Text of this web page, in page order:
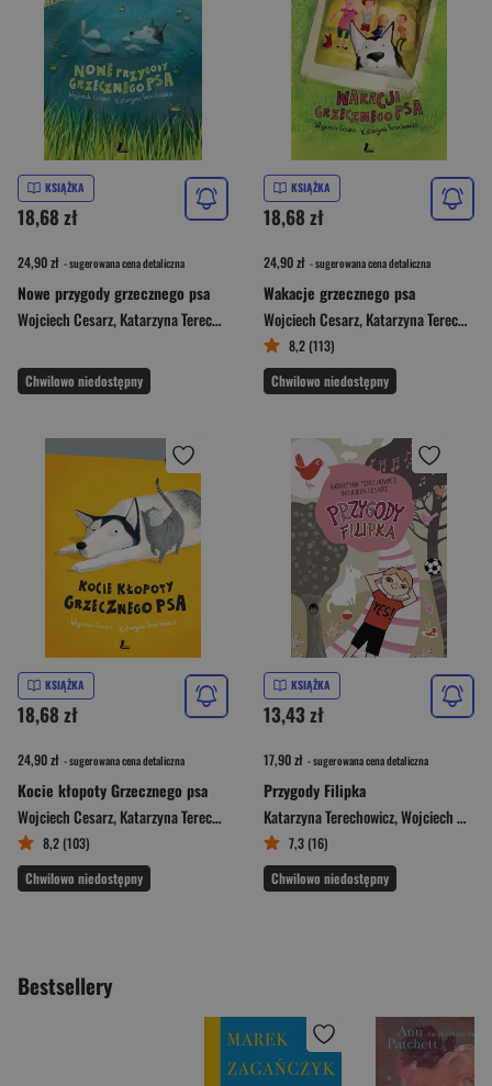
KSIĄŻKA
18,68 zł
24,90 zł - sugerowana cena detaliczna
Nowe przygody grzecznego psa
Wojciech Cesarz,Katarzyna Terechowicz
Chwilowo niedostępny
KSIĄŻKA
18,68 zł
24,90 zł - sugerowana cena detaliczna
Wakacje grzecznego psa
Wojciech Cesarz,Katarzyna Terechowicz
8,2 (113)
Chwilowo niedostępny
KSIĄŻKA
18,68 zł
24,90 zł - sugerowana cena detaliczna
Kocie kłopoty Grzecznego psa
Wojciech Cesarz,Katarzyna Terechowicz
8,2 (103)
Chwilowo niedostępny
KSIĄŻKA
13,43 zł
17,90 zł - sugerowana cena detaliczna
Przygody Filipka
Katarzyna Terechowicz,Wojciech Cesarz
7,3 (16)
Chwilowo niedostępny
Bestsellery